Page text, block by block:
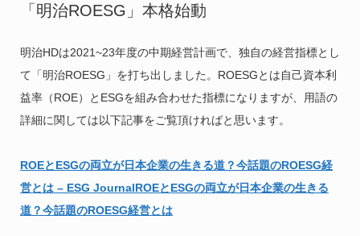
「明治ROESG」本格始動
明治HDは2021~23年度の中期経営計画で、独自の経営指標とし
て「明治ROESG」を打ち出しました。ROESGとは自己資本利
益率（ROE）とESGを組み合わせた指標になりますが、用語の
詳細に関しては以下記事をご覧頂ければと思います。
ROEとESGの両立が日本企業の生きる道？今話題のROESG経
営とは – ESG JournalROEとESGの両立が日本企業の生きる
道？今話題のROESG経営とは